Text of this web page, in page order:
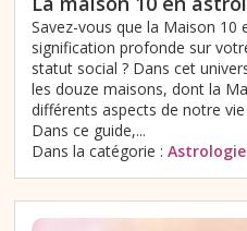
Savez-vous que la Maison 10
signification profonde sur
statut social ? Dans cet
les douze maisons, dont la
différents aspects de notre
Dans ce guide,...
Dans la catégorie : Astrologie